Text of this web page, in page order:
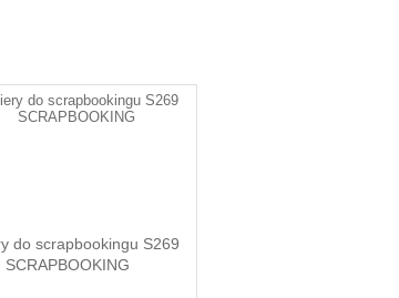
do scrapbookingu S269
SCRAPBOOKING